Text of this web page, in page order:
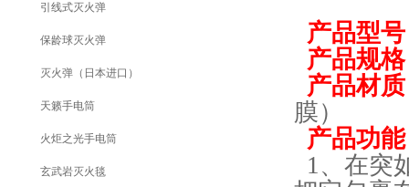
引线式灭火弹
保龄球灭火弹
灭火弹（日本进口）
天籁手电筒
火炬之光手电筒
玄武岩灭火毯
产品型号
产品规格
产品材质
膜）
产品功能
1、在突